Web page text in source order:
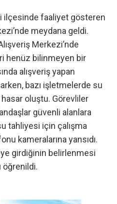
ilçesinde faaliyet gösteren
meydana geldi.
Merkezi’nde
henüz bilinmeyen bir
alışveriş yapan
bazı işletmelerde su
hasar oluştu. Görevliler
güvenli alanlara
tahliyesi için çalışma
kameralarına yansıdı.
girdiğinin belirlenmesi
öğrenildi.